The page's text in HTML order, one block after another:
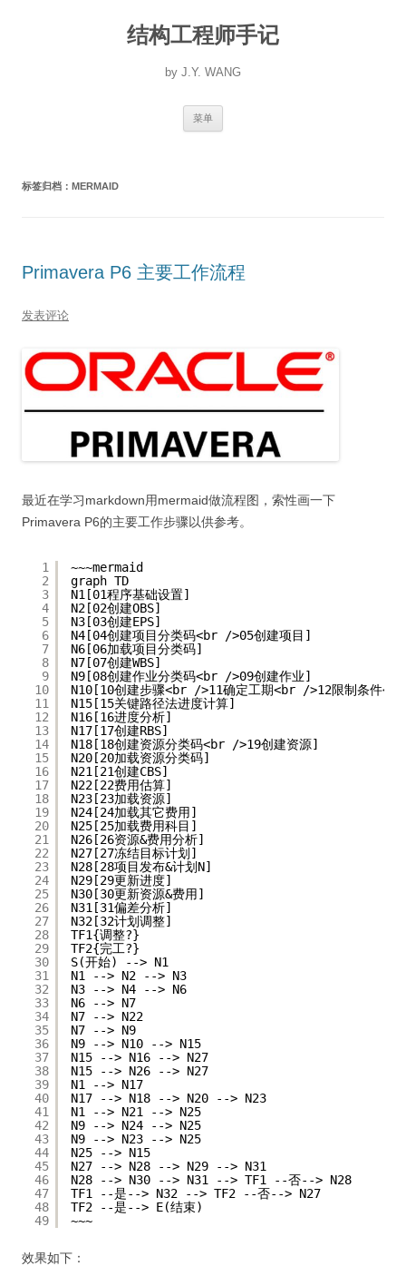
结构工程师手记
by J.Y. WANG
菜单
标签归档： MERMAID
Primavera P6 主要工作流程
发表评论
最近在学习markdown用mermaid做流程图，索性画一下
Primavera P6的主要工作步骤以供参考。
1
2
3
4
5
6
7
8
9
10
11
12
13
14
15
16
17
18
19
20
21
22
23
24
25
26
27
28
29
30
31
32
33
34
35
36
37
38
39
40
41
42
43
44
45
46
47
48
49
~~~mermaid
graph TD
N1[01程序基础设置]
N2[02创建OBS]
N3[03创建EPS]
N4[04创建项目分类码<br />05创建项目]
N6[06加载项目分类码]
N7[07创建WBS]
N9[08创建作业分类码<br />09创建作业]
N10[10创建步骤<br />11确定工期<br />12限制条件
N15[15关键路径法进度计算]
N16[16进度分析]
N17[17创建RBS]
N18[18创建资源分类码<br />19创建资源]
N20[20加载资源分类码]
N21[21创建CBS]
N22[22费用估算]
N23[23加载资源]
N24[24加载其它费用]
N25[25加载费用科目]
N26[26资源&费用分析]
N27[27冻结目标计划]
N28[28项目发布&计划N]
N29[29更新进度]
N30[30更新资源&费用]
N31[31偏差分析]
N32[32计划调整]
TF1{调整?}
TF2{完工?}
S(开始) --> N1
N1 --> N2 --> N3
N3 --> N4 --> N6
N6 --> N7
N7 --> N22
N7 --> N9
N9 --> N10 --> N15
N15 --> N16 --> N27
N15 --> N26 --> N27
N1 --> N17
N17 --> N18 --> N20 --> N23
N1 --> N21 --> N25
N9 --> N24 --> N25
N9 --> N23 --> N25
N25 --> N15
N27 --> N28 --> N29 --> N31
N28 --> N30 --> N31 --> TF1 --否--> N28
TF1 --是--> N32 --> TF2 --否--> N27
TF2 --是--> E(结束)
~~~
效果如下：